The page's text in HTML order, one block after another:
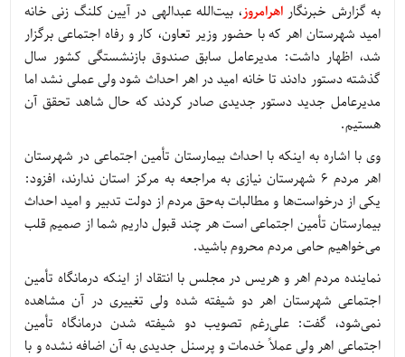
به گزارش خبرنگار اهرامروز، بیت‌الله عبدالهی در آیین کلنگ زنی خانه
امید شهرستان اهر که با حضور وزیر تعاون، کار و رفاه اجتماعی برگزار
شد، اظهار داشت: مدیرعامل سابق صندوق بازنشستگی کشور سال
گذشته دستور دادند تا خانه امید در اهر احداث شود ولی عملی نشد اما
مدیرعامل جدید دستور جدیدی صادر کردند که حال شاهد تحقق آن
هستیم.
وی با اشاره به اینکه با احداث بیمارستان تأمین اجتماعی در شهرستان
اهر مردم 6 شهرستان نیازی به مراجعه به مرکز استان ندارند، افزود:
یکی از درخواست‌ها و مطالبات به‌حق مردم از دولت تدبیر و امید احداث
بیمارستان تأمین اجتماعی است هر چند قبول داریم شما از صمیم قلب
می‌خواهیم حامی مردم محروم باشید.
نماینده مردم اهر و هریس در مجلس با انتقاد از اینکه درمانگاه تأمین
اجتماعی شهرستان اهر دو شیفته شده ولی تغییری در آن مشاهده
نمی‌شود، گفت: علی‌رغم تصویب دو شیفته شدن درمانگاه تأمین
اجتماعی اهر ولی عملاً خدمات و پرسنل جدیدی به آن اضافه نشده و با